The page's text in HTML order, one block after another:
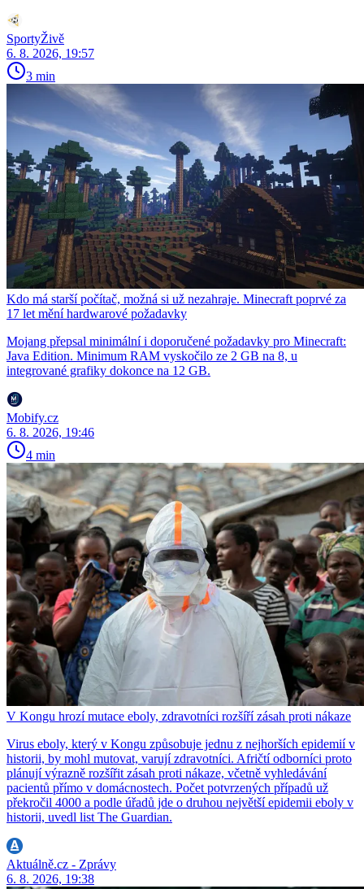
SportyŽivě
6. 8. 2026, 19:57
3 min
Kdo má starší počítač, možná si už nezahraje. Minecraft poprvé za
17 let mění hardwarové požadavky
Mojang přepsal minimální i doporučené požadavky pro Minecraft:
Java Edition. Minimum RAM vyskočilo ze 2 GB na 8, u
integrované grafiky dokonce na 12 GB.
Mobify.cz
6. 8. 2026, 19:46
4 min
V Kongu hrozí mutace eboly, zdravotníci rozšíří zásah proti nákaze
Virus eboly, který v Kongu způsobuje jednu z nejhorších epidemií v
historii, by mohl mutovat, varují zdravotníci. Afričtí odborníci proto
plánují výrazně rozšířit zásah proti nákaze, včetně vyhledávání
pacientů přímo v domácnostech. Počet potvrzených případů už
překročil 4000 a podle úřadů jde o druhou největší epidemii eboly v
historii, uvedl list The Guardian.
Aktuálně.cz - Zprávy
6. 8. 2026, 19:38